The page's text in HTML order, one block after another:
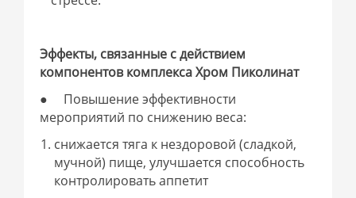
Эффекты, связанные с действием
компонентов комплекса Хром Пиколинат
● Повышение эффективности
мероприятий по снижению веса:
снижается тяга к нездоровой (сладкой,
мучной) пище, улучшается способность
контролировать аппетит